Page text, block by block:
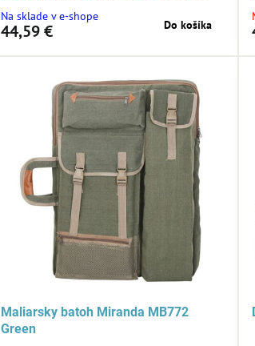
Na sklade v e-shope
44,59 € Do košíka
Maliarsky batoh Miranda MB772
Green